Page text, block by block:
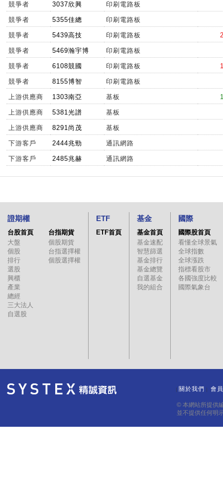
競爭者 3037欣興 印刷電路板
競爭者 5355佳總 印刷電路板
競爭者 5439高技 印刷電路板
競爭者 5469瀚宇博 印刷電路板
競爭者 6108競國 印刷電路板
競爭者 8155博智 印刷電路板
上游供應商 1303南亞 基板
上游供應商 5381光譜 基板
上游供應商 8291尚茂 基板
下游客戶 2444兆勁 通訊網路
下游客戶 2485兆赫 通訊網路
證期權
台股首頁
大盤
個股
排行
選股
興櫃
產業
總經
三大法人
自選股
台指期貨
個股期貨
台指選擇權
個股選擇權
ETF
ETF首頁
基金
基金首頁
基金速配
智慧篩選
基金排行
基金總覽
自選基金
我的組合
國際
國際股首頁
看懂全球景氣
全球指數
全球漲跌
指標看股市
各國強度比較
國際氣象台
關於我們 會
© 本網站所提供
並不提供任何明